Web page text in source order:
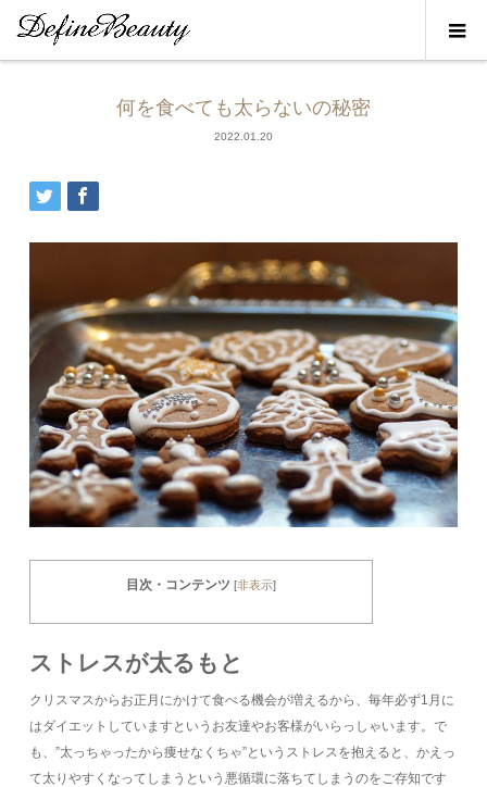
何を食べても太らないの秘密
2022.01.20
目次・コンテンツ [非表示]
ストレスが太るもと
クリスマスからお正月にかけて食べる機会が増えるから、毎年必ず1月に
はダイエットしていますというお友達やお客様がいらっしゃいます。で
も、”太っちゃったから痩せなくちゃ”というストレスを抱えると、かえっ
て太りやすくなってしまうという悪循環に落ちてしまうのをご存知です